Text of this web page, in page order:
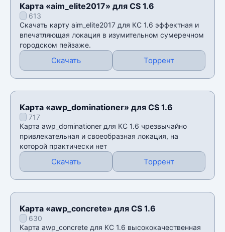
Карта «aim_elite2017» для CS 1.6
613
Скачать карту aim_elite2017 для КС 1.6 эффектная и
впечатляющая локация в изумительном сумеречном
городском пейзаже.
Скачать Торрент
Карта «awp_dominationer» для CS 1.6
717
Карта awp_dominationer для КС 1.6 чрезвычайно
привлекательная и своеобразная локация, на
которой практически нет
Скачать Торрент
Карта «awp_concrete» для CS 1.6
630
Карта awp_concrete для КС 1.6 высококачественная